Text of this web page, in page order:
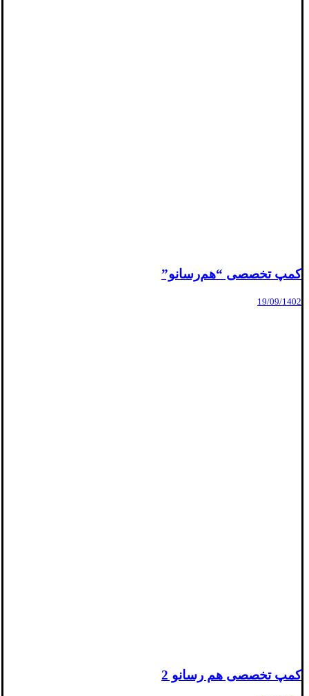
کمپ تخصصی “هم‌رسانو”
19/09/1402
کمپ تخصصی هم رسانو 2